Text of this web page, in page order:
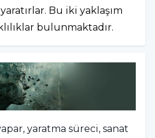
Bu iki yaklaşım
bulunmaktadır.
yaratma süreci, sanat